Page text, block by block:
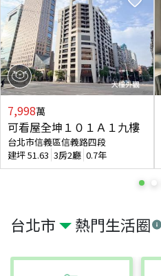
台北市 熱門生活圈
7,998萬
可看屋全坤１０１Ａ１九樓
台北市信義區信義路四段
建坪51.63 3房2廳 0.7年